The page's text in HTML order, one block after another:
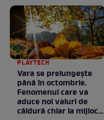
PLAYTECH
Vara se prelungeşte
până în octombrie.
Fenomenul care va
aduce noi valuri de
căldură chiar la mijlocul